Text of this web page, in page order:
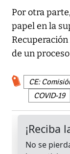
Por otra
papel en la
de un
CE:
COVID-19